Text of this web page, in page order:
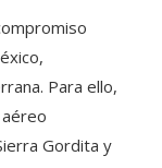
Para ello,
Gordita y